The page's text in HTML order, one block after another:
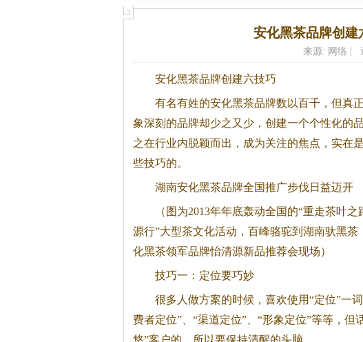
安化黑茶品牌创建
来源: 网络 |
安化黑茶品牌创建六技巧
有名有姓的安化黑茶品牌数以百千，但真
象深刻的品牌却少之又少，创建一个个性化的
之在行业内脱颖而出，成为关注的焦点，实在
些技巧的。
湖南安化黑茶品牌全国推广步伐日益迈开
（图为2013年年底轰动全国的“重走茶叶之
源行”大型茶文化活动，百峰骆驼到湖南驮黑茶
化黑茶领军品牌怡清源新品推荐会现场）
技巧一：定位要巧妙
很多人做方案的时候，喜欢使用“定位”一
费者定位”、“渠道定位”、“形象定位”等等，